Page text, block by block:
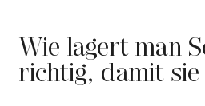
Wie lagert man
richtig, damit sie